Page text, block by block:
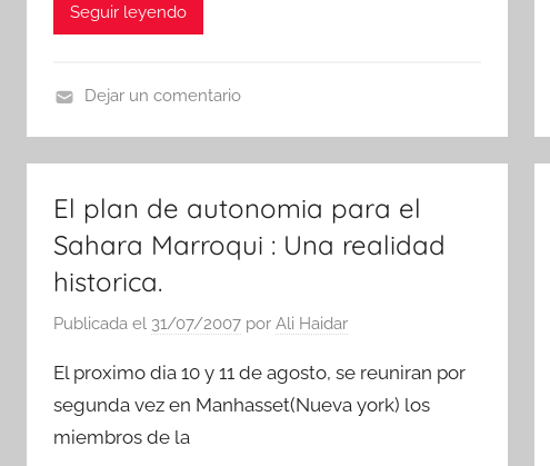
Seguir leyendo
p
l
a
m
i
n
t
o
Dejar un comentario
El plan de autonomia para el
Sahara Marroqui : Una realidad
historica.
Publicada el 31/07/2007 por Ali Haidar
El proximo dia 10 y 11 de agosto, se reuniran por
segunda vez en Manhasset(Nueva york) los
miembros de la